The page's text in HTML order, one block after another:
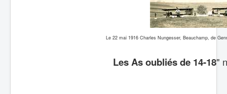
Le 22 mai 1916 Charles Nungesser, Beauchamp, de
Les As oubliés de 14-18"